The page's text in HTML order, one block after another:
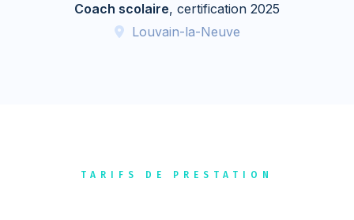
Coach scolaire, certification 2025
Louvain-la-Neuve
TARIFS DE PRESTATION